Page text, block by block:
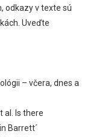
odkazy v texte sú
Uveďte
– včera, dnes a
al. Is there
Barrett´